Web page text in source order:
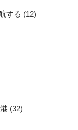
する (12)
(32)